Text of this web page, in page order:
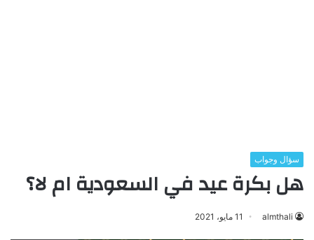
سؤال وجواب
هل بكرة عيد في السعودية ام لا؟
almthali 11 مايو، 2021